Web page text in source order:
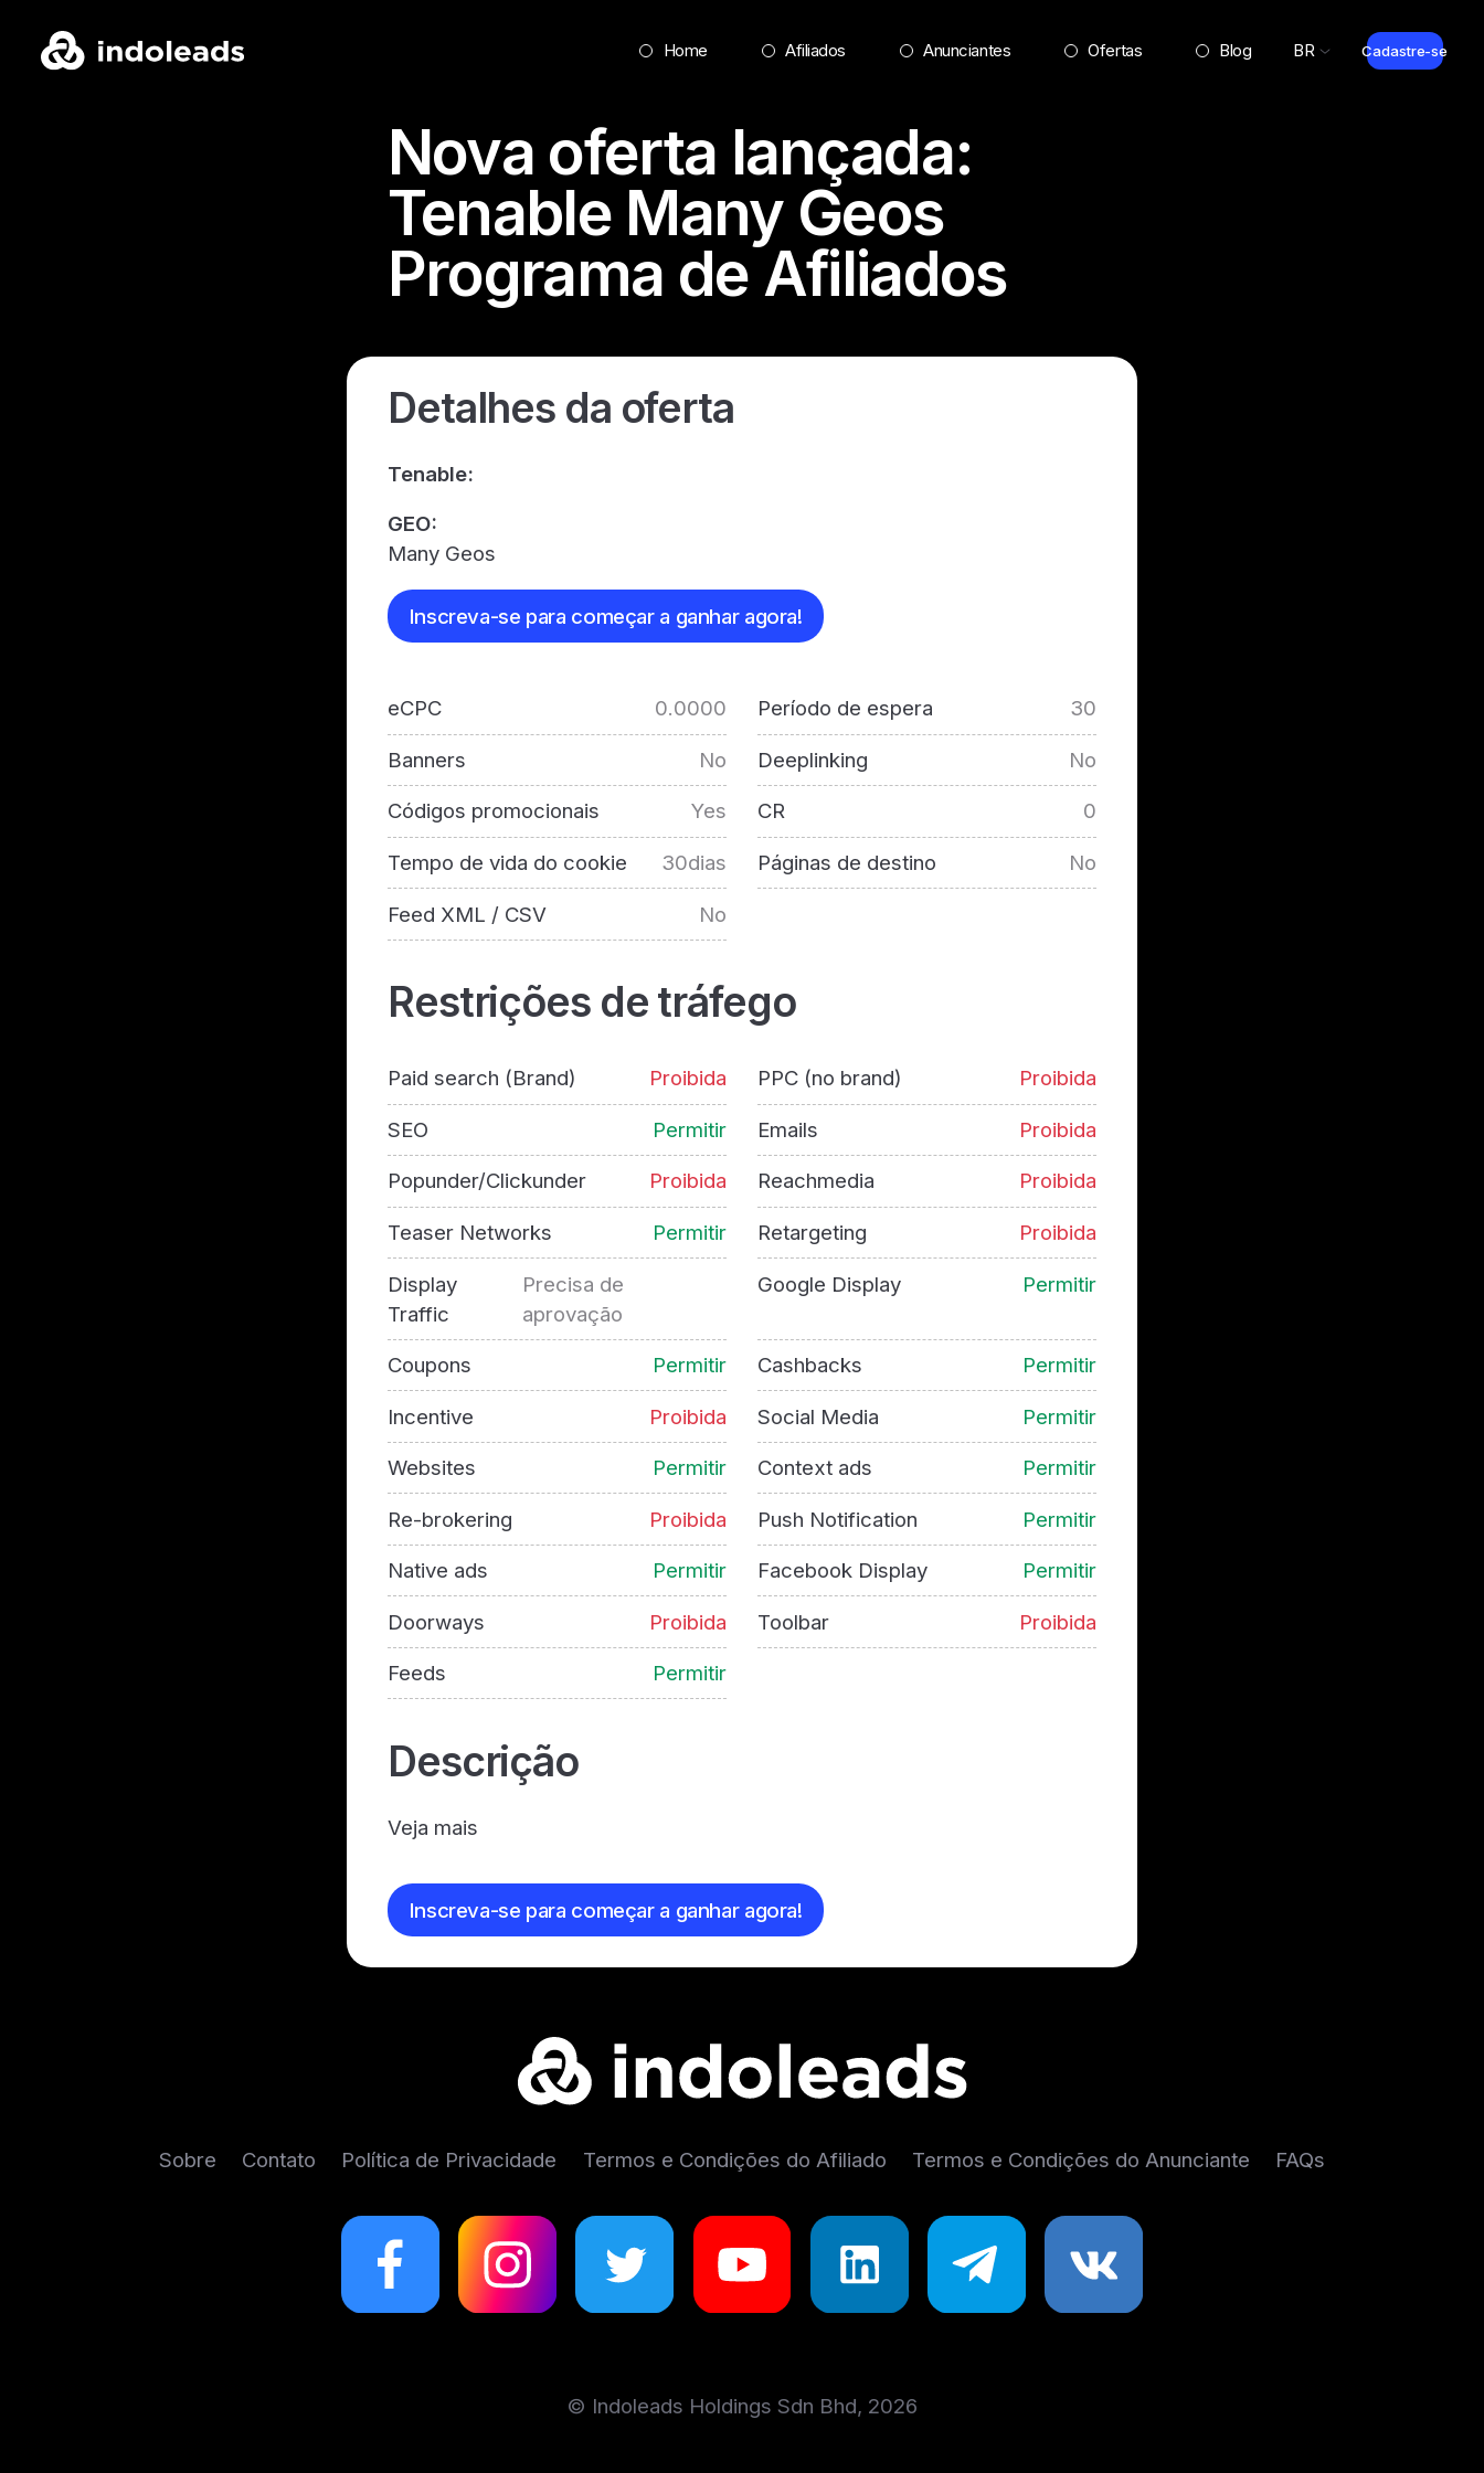
Home Afiliados Anunciantes Ofertas Blog BR Cadastre-se
Nova oferta lançada:
Tenable Many Geos
Programa de Afiliados
Detalhes da oferta
Tenable:
GEO:
Many Geos
Inscreva-se para começar a ganhar agora!
eCPC 0.0000 Período de espera 30
Banners No Deeplinking No
Códigos promocionais Yes CR 0
Tempo de vida do cookie 30dias Páginas de destino No
Feed XML / CSV No
Restrições de tráfego
Paid search (Brand) Proibida PPC (no brand) Proibida
SEO Permitir Emails Proibida
Popunder/Clickunder Proibida Reachmedia Proibida
Teaser Networks Permitir Retargeting Proibida
Display
Traffic
Precisa de
aprovação
Google Display Permitir
Coupons Permitir Cashbacks Permitir
Incentive Proibida Social Media Permitir
Websites Permitir Context ads Permitir
Re-brokering Proibida Push Notification Permitir
Native ads Permitir Facebook Display Permitir
Doorways Proibida Toolbar Proibida
Feeds Permitir
Descrição
Veja mais
Inscreva-se para começar a ganhar agora!
Sobre Contato Política de Privacidade Termos e Condições do Afiliado Termos e Condições do Anunciante FAQs
© Indoleads Holdings Sdn Bhd, 2026